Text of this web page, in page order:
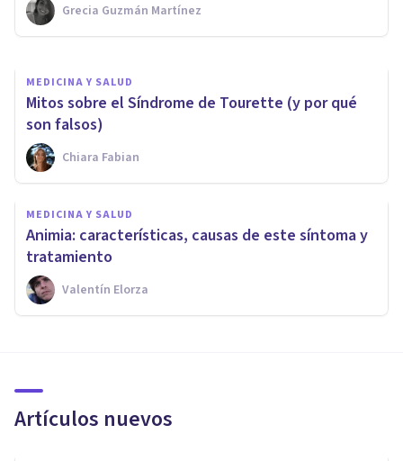
Grecia Guzmán Martínez
Oscar Castillero Mimenza
MEDICINA Y SALUD
Mitos sobre el Síndrome de Tourette (y por qué
son falsos)
Chiara Fabian
MEDICINA Y SALUD
Animia: características, causas de este síntoma y
tratamiento
Valentín Elorza
Artículos nuevos